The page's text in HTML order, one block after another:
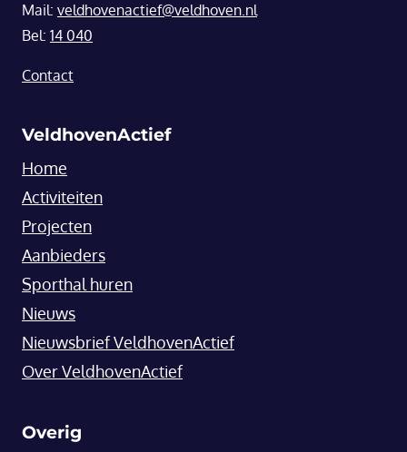
Mail: veldhovenactief@veldhoven.nl
Bel: 14 040
Contact
VeldhovenActief
Home
Activiteiten
Projecten
Aanbieders
Sporthal huren
Nieuws
Nieuwsbrief VeldhovenActief
Over VeldhovenActief
Overig